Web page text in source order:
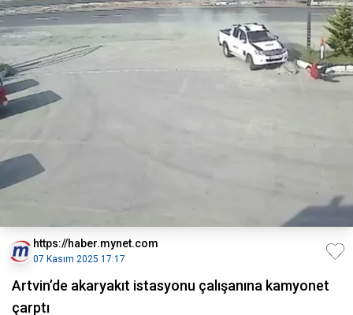
https://haber.mynet.com
07 Kasım 2025 17:17
Artvin’de akaryakıt istasyonu çalışanına kamyonet
çarptı